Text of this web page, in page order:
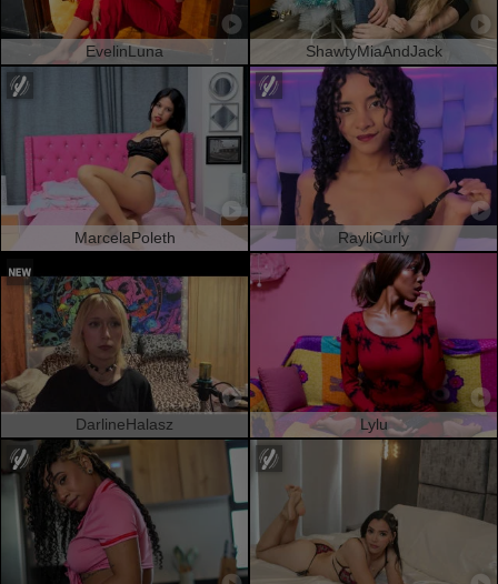
EvelinLuna ShawtyMiaAndJack
MarcelaPoleth RayliCurly
DarlineHalasz Lylu